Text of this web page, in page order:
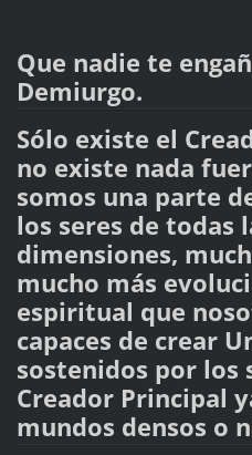
Que nadie te
Demiurgo.
Sólo existe el
no existe nada
somos una parte
los seres de todas
dimensiones,
mucho más
espiritual que
capaces de crear
sostenidos por los
Creador Principal
mundos densos o